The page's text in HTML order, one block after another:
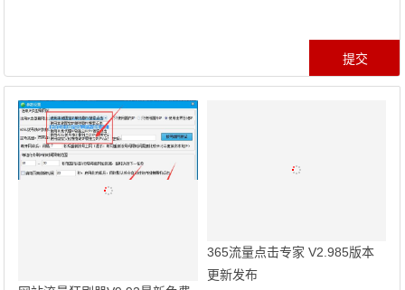
365流量点击专家 V2.985版本
更新发布